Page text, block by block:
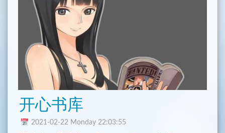
开心书库
2021-02-22 Monday 22:03:55